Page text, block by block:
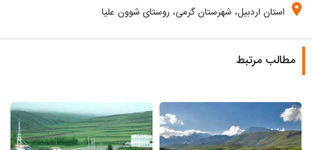
location_on استان اردبیل، شهرستان گرمی، روستای شوون علیا
مطالب مرتبط